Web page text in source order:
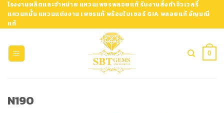
Skip
content
โรงงานผลิตและจำหน่าย แหวนเพชรพลอยแท้ รับงานสั่งทำจิวเวลรี่
แหวนหมั้น แหวนแต่งงาน เพชรแท้ พร้อมใบเซอร์ GIA พลอยแท้ อัญมณี
แท้
0
N190